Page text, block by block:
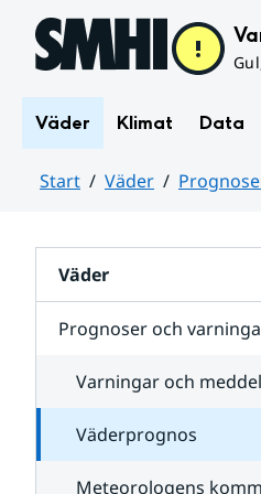
Hoppa till sidans innehåll
Väder Klimat Data
Start Väder
Väder
Prognoser och
Varningar och
Väderprognos
Meteorologens